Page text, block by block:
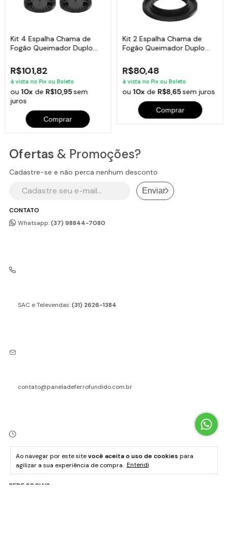
Ao navegar por este sitevocê aceita o uso de cookies para
agilizar a sua experiência de compra. Entendi
Kit 4 Espalha Chama de
Fogão Queimador Duplo
R$101,82
à vista no Pix ou Boleto
ou10x de R$10,95sem
juros
Comprar
Kit 2 Espalha Chama de
Fogão Queimador Duplo
R$80,48
à vista no Pix ou Boleto
ou10x de R$8,65sem juros
Comprar
CONTATO
Whatsapp:(37) 98844-7080
SAC e Televendas:(31) 2626-1384
contato@paneladeferrofundido.com.br
Segunda a sexta, das 08h às 17h
REDE SOCIAIS
Ofertas & Promoções?
Cadastre-se e não perca nenhum desconto
Enviar